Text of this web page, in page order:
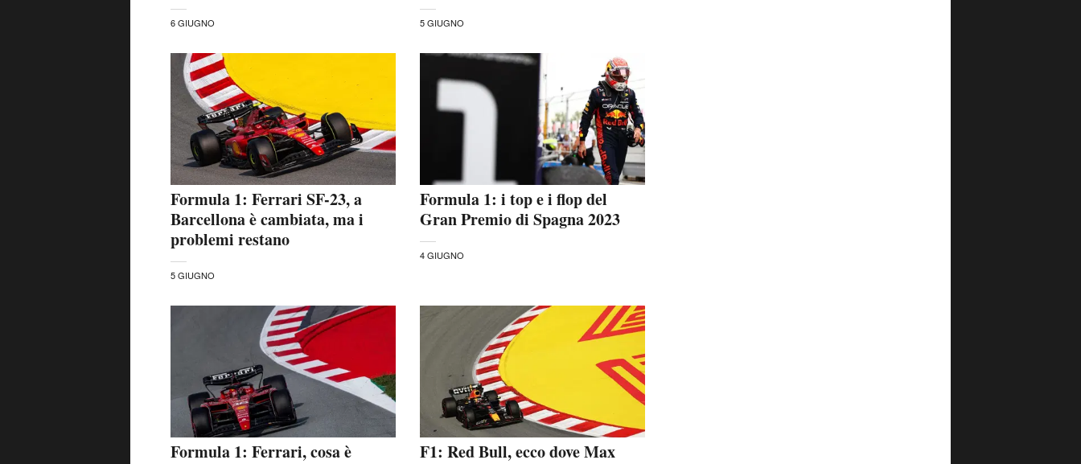
6 GIUGNO 5 GIUGNO
Formula 1: Ferrari SF-23, a
Barcellona è cambiata, ma i
problemi restano
5 GIUGNO
Formula 1: i top e i flop del
Gran Premio di Spagna 2023
4 GIUGNO
Formula 1: Ferrari, cosa è
F1: Red Bull, ecco dove Max